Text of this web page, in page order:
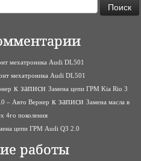
мехатроника Audi DL501
мехатроника Audi DL501
к записи Замена цепи ГРМ Kia Rio 3
– Авто Вернер к записи Замена масла в
4го поколения
цепи ГРМ Audi Q3 2.0
работы